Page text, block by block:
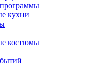
кухни
костюмы